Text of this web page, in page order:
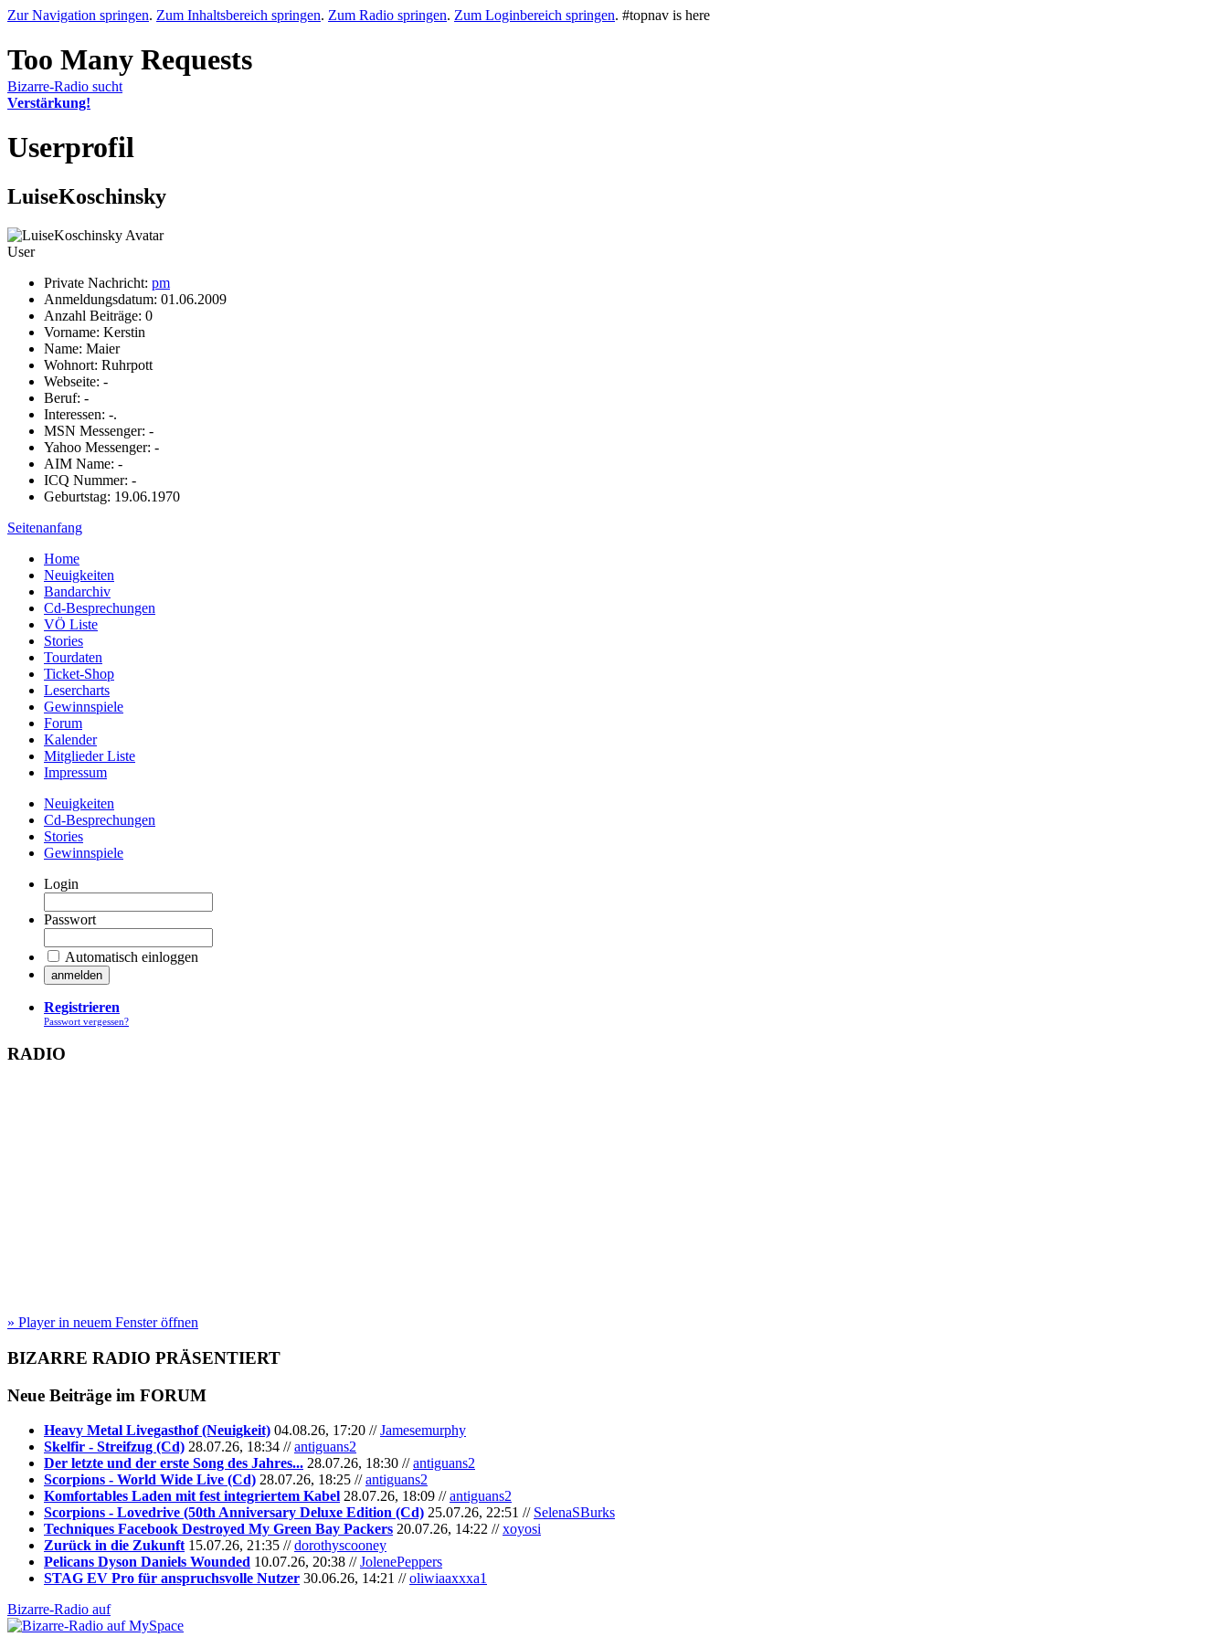
Zur Navigation springen. Zum Inhaltsbereich springen. Zum Radio springen. Zum Loginbereich springen. #topnav is here
Bizarre-Radio sucht
Verstärkung!
Userprofil
LuiseKoschinsky
User
Private Nachricht: pm
Anmeldungsdatum: 01.06.2009
Anzahl Beiträge: 0
Vorname: Kerstin
Name: Maier
Wohnort: Ruhrpott
Webseite: -
Beruf: -
Interessen: -.
MSN Messenger: -
Yahoo Messenger: -
AIM Name: -
ICQ Nummer: -
Geburtstag: 19.06.1970
Seitenanfang
Home
Neuigkeiten
Bandarchiv
Cd-Besprechungen
VÖ Liste
Stories
Tourdaten
Ticket-Shop
Lesercharts
Gewinnspiele
Forum
Kalender
Mitglieder Liste
Impressum
Neuigkeiten
Cd-Besprechungen
Stories
Gewinnspiele
Login
Passwort
Automatisch einloggen
Registrieren
Passwort vergessen?
RADIO
» Player in neuem Fenster öffnen
BIZARRE RADIO PRÄSENTIERT
Neue Beiträge im FORUM
Heavy Metal Livegasthof (Neuigkeit) 04.08.26, 17:20 //Jamesemurphy
Skelfir - Streifzug (Cd) 28.07.26, 18:34 //antiguans2
Der letzte und der erste Song des Jahres... 28.07.26, 18:30 //antiguans2
Scorpions - World Wide Live (Cd) 28.07.26, 18:25 //antiguans2
Komfortables Laden mit fest integriertem Kabel 28.07.26, 18:09 //antiguans2
Scorpions - Lovedrive (50th Anniversary Deluxe Edition (Cd) 25.07.26, 22:51 // SelenaSBurks
Techniques Facebook Destroyed My Green Bay Packers 20.07.26, 14:22 //xoyosi
Zurück in die Zukunft 15.07.26, 21:35 //dorothyscooney
Pelicans Dyson Daniels Wounded 10.07.26, 20:38 //JolenePeppers
STAG EV Pro für anspruchsvolle Nutzer 30.06.26, 14:21 //oliwiaaxxxa1
Bizarre-Radio auf